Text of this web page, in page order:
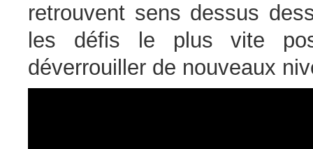
retrouvent sens dessus
les défis le plus vite
déverrouiller de nouveaux